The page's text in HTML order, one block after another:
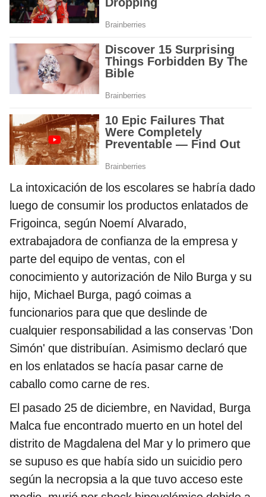
La intoxicación de los escolares se habría dado
luego de consumir los productos enlatados de
Frigoinca, según Noemí Alvarado,
extrabajadora de confianza de la empresa y
parte del equipo de ventas, con el
conocimiento y autorización de Nilo Burga y su
hijo, Michael Burga, pagó coimas a
funcionarios para que que deslinde de
cualquier responsabilidad a las conservas 'Don
Simón' que distribuían. Asimismo declaró que
en los enlatados se hacía pasar carne de
caballo como carne de res.
El pasado 25 de diciembre, en Navidad, Burga
Malca fue encontrado muerto en un hotel del
distrito de Magdalena del Mar y lo primero que
se supuso es que había sido un suicidio pero
según la necropsia a la que tuvo acceso este